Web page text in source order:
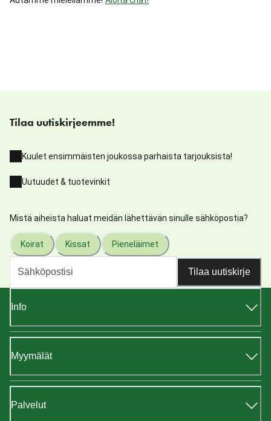
Tilaa uutiskirjeemme!
Kuulet ensimmäisten joukossa parhaista tarjouksista!
Uutuudet & tuotevinkit
Mistä aiheista haluat meidän lähettävän sinulle sähköpostia?
Koirat Kissat Pieneläimet
Tilaa uutiskirje
Info
Myymälät
Palvelut